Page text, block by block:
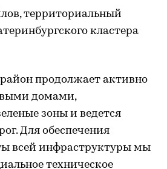
территориальный
кластера
продолжает активно
домами,
зоны и ведется
Для обеспечения
всей инфраструктуры мы
техническое